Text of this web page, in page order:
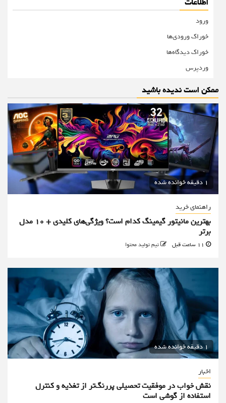
ورود
خوراک ورودی‌ها
خوراک دیدگاه‌ها
وردپرس
ممکن است ندیده باشید
1 دقیقه خوانده شده
راهنمای خرید
بهترین مانیتور گیمینگ کدام است؟ ویژگی‌های کلیدی + 10 مدل
برتر
تیم تولید محتوا
1 دقیقه خوانده شده
اخبار
نقش خواب در موفقیت تحصیلی پررنگ‌تر از تغذیه و کنترل
استفاده از گوشی است